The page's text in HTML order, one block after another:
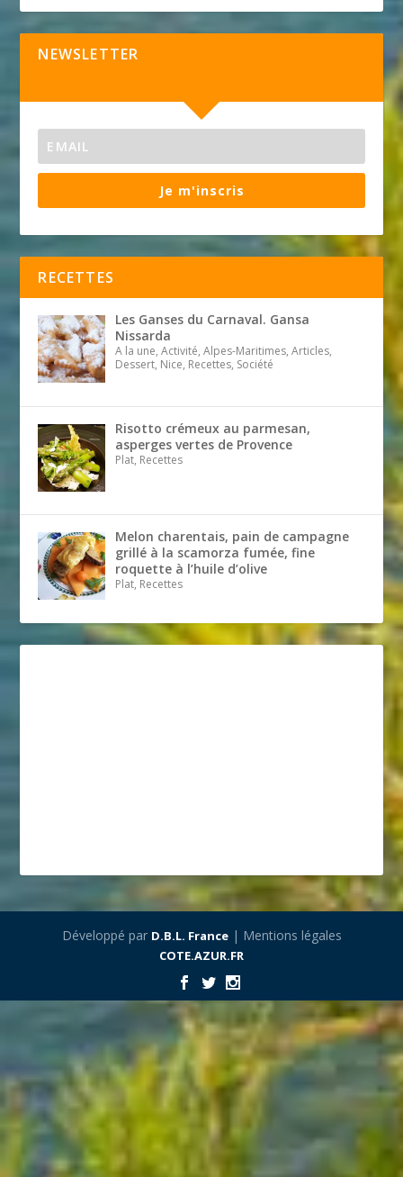
NEWSLETTER
Je m'inscris
RECETTES
Les Ganses du Carnaval. Gansa
Nissarda
A la une, Activité, Alpes-Maritimes, Articles,
Dessert, Nice, Recettes, Société
Risotto crémeux au parmesan,
asperges vertes de Provence
Plat, Recettes
Melon charentais, pain de campagne
grillé à la scamorza fumée, fine
roquette à l’huile d’olive
Plat, Recettes
Développé par D.B.L. France| Mentions légales
COTE.AZUR.FR